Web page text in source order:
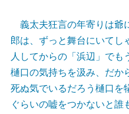
義太夫狂言の年寄りは爺
郎は、ずっと舞台にいてし
人してからの「浜辺」で
樋口の気持ちを汲み、だか
死ぬ気でいるだろう樋口を
ぐらいの嘘をつかないと